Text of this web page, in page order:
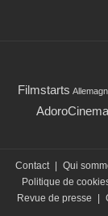
Filmstarts
AdoroCinema
Contact | Qui
Politique de
Revue de presse
|